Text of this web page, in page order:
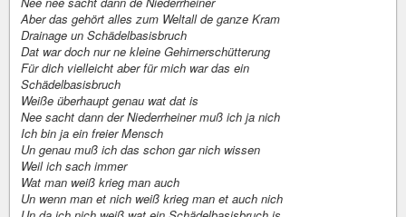
Aber das gehört alles zum Weltall de ganze Kram
Drainage un Schädelbasisbruch
Dat war doch nur ne kleine Gehirnerschütterung
Für dich vielleicht aber für mich war das ein
Schädelbasisbruch
Weiße überhaupt genau wat dat is
Nee sacht dann der Niederrheiner muß ich ja nich
Ich bin ja ein freier Mensch
Un genau muß ich das schon gar nich wissen
Weil ich sach immer
Wat man weiß krieg man auch
Un wenn man et nich weiß krieg man et auch nich